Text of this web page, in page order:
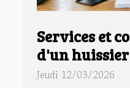
Services et
d'un huissier
votre
Jeudi 12/03/2026